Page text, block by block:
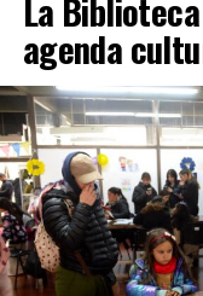
En paralelo, la
la red cloacal
cañerías
domiciliarias y la
Además de la
prevé la
afectados por las
de material
La
agenda